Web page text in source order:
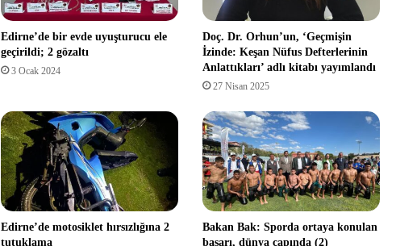
Edirne’de bir evde uyuşturucu ele
geçirildi; 2 gözaltı
3 Ocak 2024
Doç. Dr. Orhun’un, ‘Geçmişin
İzinde: Keşan Nüfus Defterlerinin
Anlattıkları’ adlı kitabı yayımlandı
27 Nisan 2025
Edirne’de motosiklet hırsızlığına 2
tutuklama
Bakan Bak: Sporda ortaya konulan
başarı, dünya çapında (2)